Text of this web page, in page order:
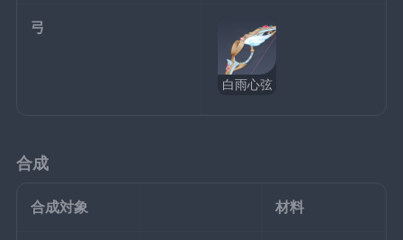
弓
白雨心弦
合成
合成対象 材料